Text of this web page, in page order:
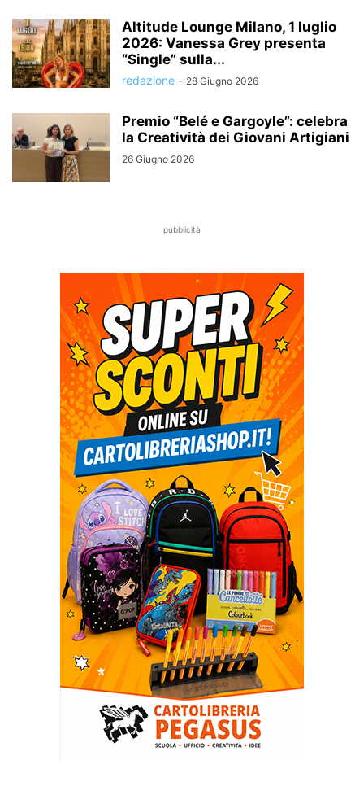
Altitude Lounge Milano, 1 luglio
2026: Vanessa Grey presenta
“Single” sulla...
redazione - 28 Giugno 2026
Premio “Belé e Gargoyle”: celebra
la Creatività dei Giovani Artigiani
26 Giugno 2026
pubblicità